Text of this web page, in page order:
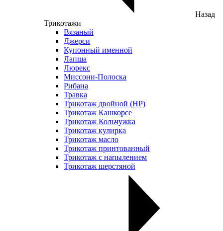
Назад
Трикотажи
Вязаный
Джерси
Купонный именной
Лапша
Люрекс
Миссони-Полоска
Рибана
Травка
Трикотаж двойной (НР)
Трикотаж Кашкорсе
Трикотаж Кольчужка
Трикотаж кулирка
Трикотаж масло
Трикотаж принтованный
Трикотаж с напылением
Трикотаж шерстяной